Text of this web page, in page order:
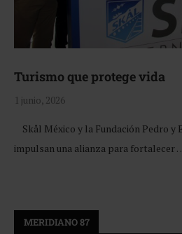
Turismo que protege vida
1 junio, 2026
Skål México y la Fundación Pedro y
impulsan una alianza para fortalecer
MERIDIANO 87